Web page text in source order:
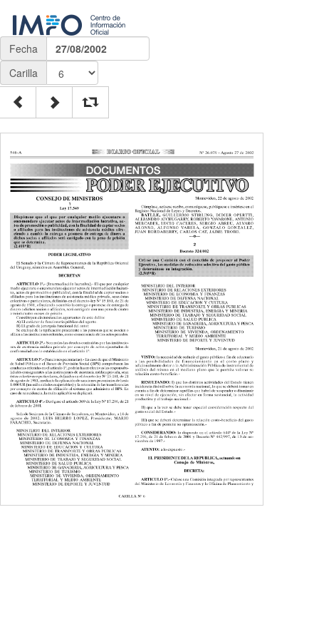
Fecha
27/08/2002
Carilla